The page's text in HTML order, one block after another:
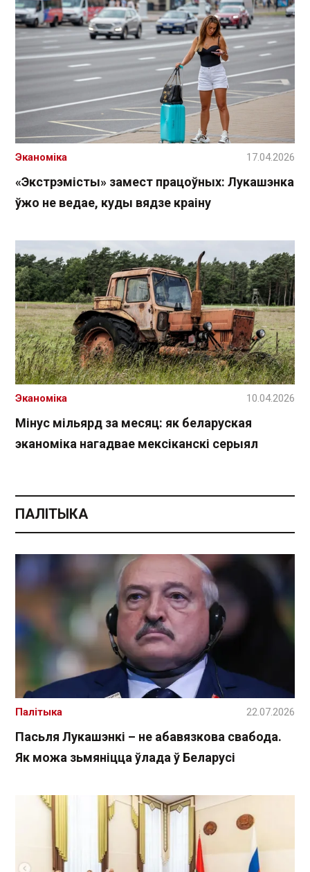
«Экстрэмісты» замест працоўных: Лукашэнка
ўжо не ведае, куды вядзе краіну
Эканоміка 17.04.2026
Мінус мільярд за месяц: як беларуская
эканоміка нагадвае мексіканскі серыял
Эканоміка 10.04.2026
ПАЛІТЫКА
Пасьля Лукашэнкі – не абавязкова свабода.
Як можа зьмяніцца ўлада ў Беларусі
Палітыка 22.07.2026